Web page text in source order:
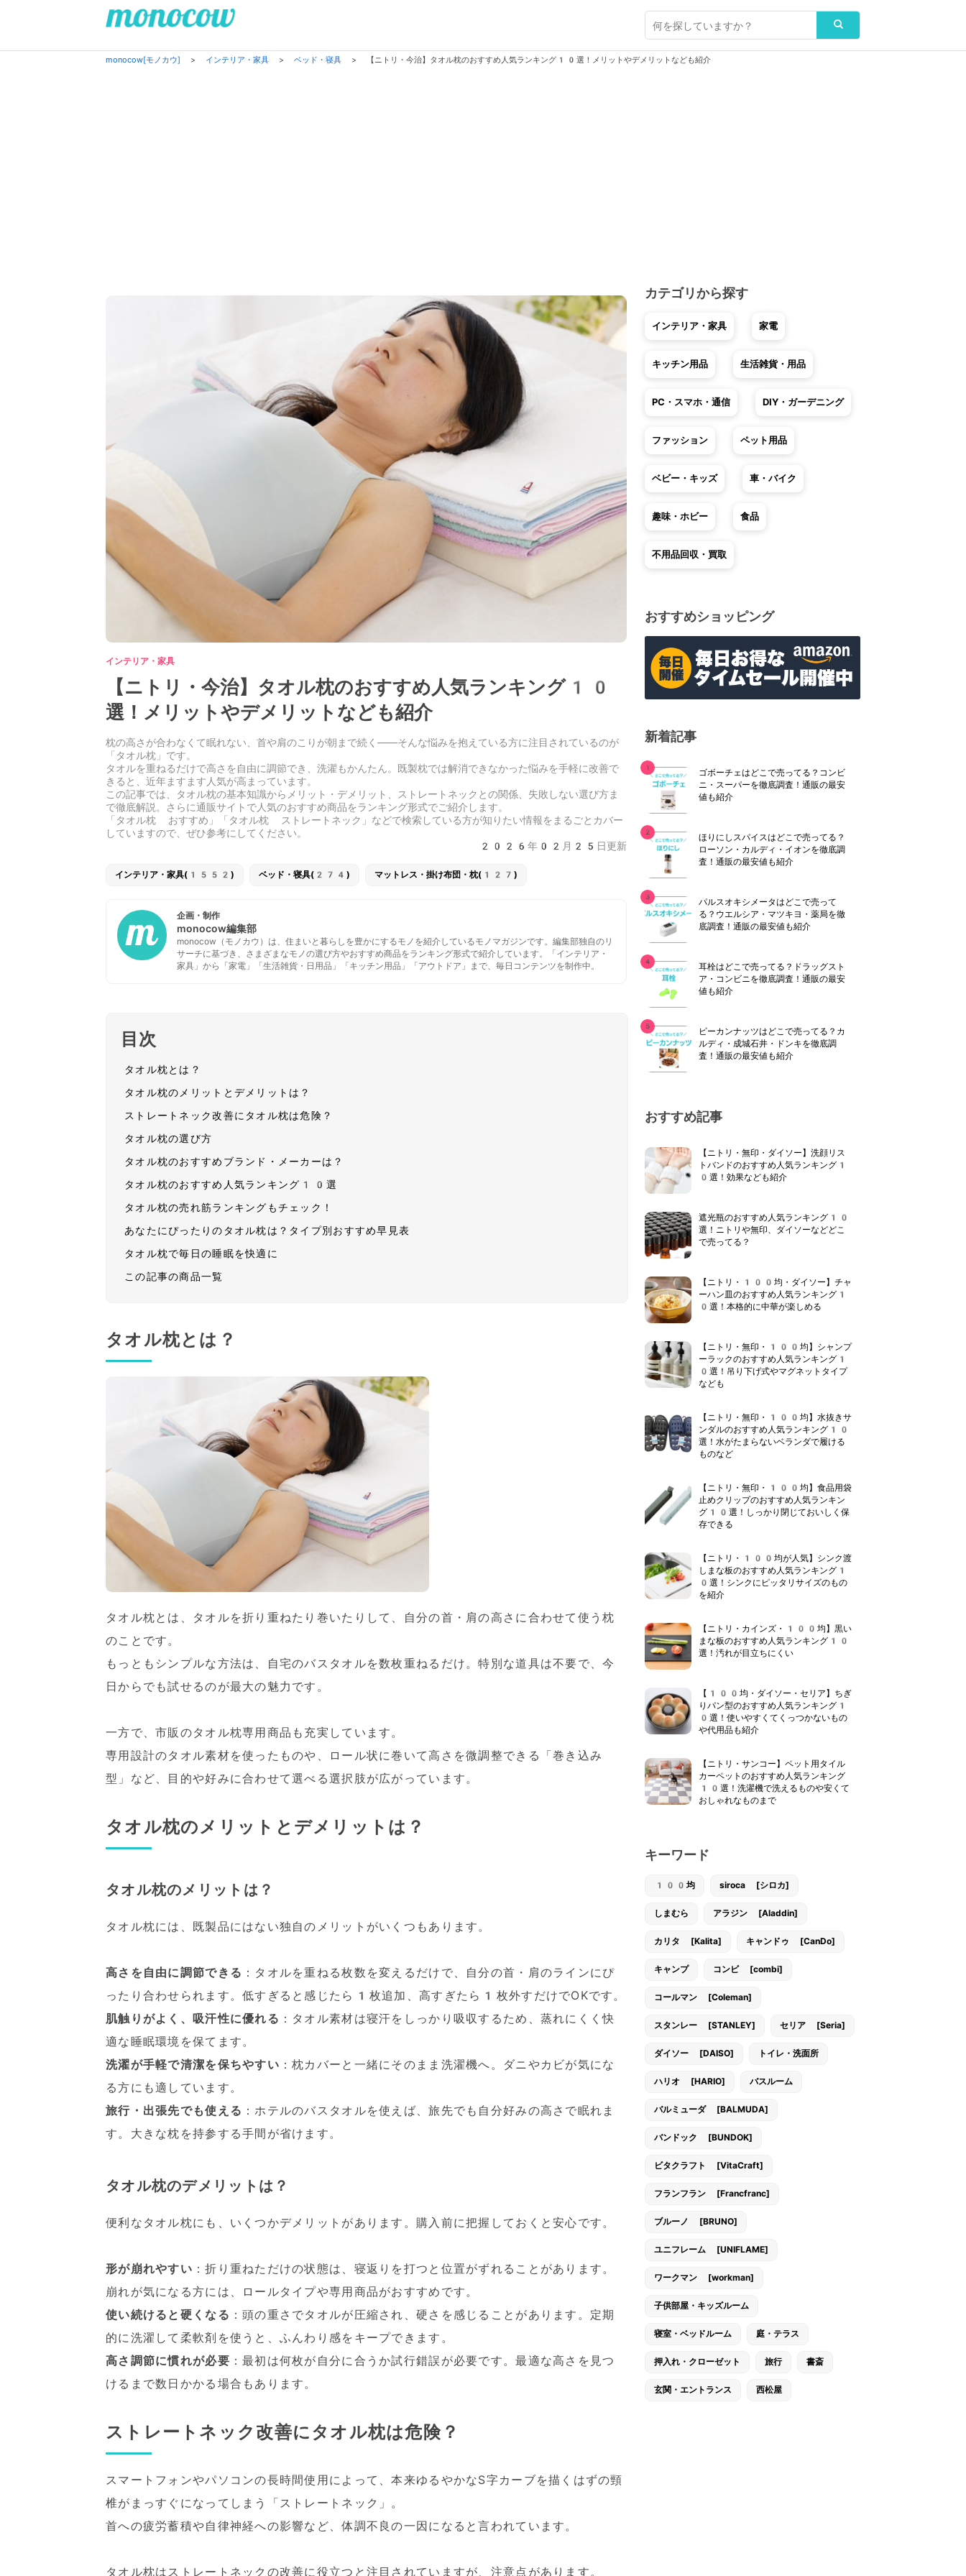
monocow[モノカウ] > インテリア・家具 > ベッド・寝具 > 【ニトリ・今治】タオル枕のおすすめ人気ランキング10選！メリットやデメリットなども紹介
インテリア・家具
【ニトリ・今治】タオル枕のおすすめ人気ランキング10
選！メリットやデメリットなども紹介
枕の高さが合わなくて眠れない、首や肩のこりが朝まで続く——そんな悩みを抱えている方に注目されているのが
「タオル枕」です。
タオルを重ねるだけで高さを自由に調節でき、洗濯もかんたん。既製枕では解消できなかった悩みを手軽に改善で
きると、近年ますます人気が高まっています。
この記事では、タオル枕の基本知識からメリット・デメリット、ストレートネックとの関係、失敗しない選び方ま
で徹底解説。さらに通販サイトで人気のおすすめ商品をランキング形式でご紹介します。
「タオル枕 おすすめ」「タオル枕 ストレートネック」などで検索している方が知りたい情報をまるごとカバー
していますので、ぜひ参考にしてください。
2026年02月25日更新
インテリア・家具(1552) ベッド・寝具(274) マットレス・掛け布団・枕(127)
企画・制作
monocow編集部
monocow（モノカウ）は、住まいと暮らしを豊かにするモノを紹介しているモノマガジンです。編集部独自のリ
サーチに基づき、さまざまなモノの選び方やおすすめ商品をランキング形式で紹介しています。「インテリア・
家具」から「家電」「生活雑貨・日用品」「キッチン用品」「アウトドア」まで、毎日コンテンツを制作中。
目次
タオル枕とは？
タオル枕のメリットとデメリットは？
ストレートネック改善にタオル枕は危険？
タオル枕の選び方
タオル枕のおすすめブランド・メーカーは？
タオル枕のおすすめ人気ランキング10選
タオル枕の売れ筋ランキングもチェック！
あなたにぴったりのタオル枕は？タイプ別おすすめ早見表
タオル枕で毎日の睡眠を快適に
この記事の商品一覧
タオル枕とは？
タオル枕とは、タオルを折り重ねたり巻いたりして、自分の首・肩の高さに合わせて使う枕
のことです。
もっともシンプルな方法は、自宅のバスタオルを数枚重ねるだけ。特別な道具は不要で、今
日からでも試せるのが最大の魅力です。
一方で、市販のタオル枕専用商品も充実しています。
専用設計のタオル素材を使ったものや、ロール状に巻いて高さを微調整できる「巻き込み
型」など、目的や好みに合わせて選べる選択肢が広がっています。
タオル枕のメリットとデメリットは？
タオル枕のメリットは？
タオル枕には、既製品にはない独自のメリットがいくつもあります。
高さを自由に調節できる ：タオルを重ねる枚数を変えるだけで、自分の首・肩のラインにぴ
ったり合わせられます。低すぎると感じたら1枚追加、高すぎたら1枚外すだけでOKです。
肌触りがよく、吸汗性に優れる ：タオル素材は寝汗をしっかり吸収するため、蒸れにくく快
適な睡眠環境を保てます。
洗濯が手軽で清潔を保ちやすい ：枕カバーと一緒にそのまま洗濯機へ。ダニやカビが気にな
る方にも適しています。
旅行・出張先でも使える ：ホテルのバスタオルを使えば、旅先でも自分好みの高さで眠れま
す。大きな枕を持参する手間が省けます。
タオル枕のデメリットは？
便利なタオル枕にも、いくつかデメリットがあります。購入前に把握しておくと安心です。
形が崩れやすい ：折り重ねただけの状態は、寝返りを打つと位置がずれることがあります。
崩れが気になる方には、ロールタイプや専用商品がおすすめです。
使い続けると硬くなる ：頭の重さでタオルが圧縮され、硬さを感じることがあります。定期
的に洗濯して柔軟剤を使うと、ふんわり感をキープできます。
高さ調節に慣れが必要 ：最初は何枚が自分に合うか試行錯誤が必要です。最適な高さを見つ
けるまで数日かかる場合もあります。
ストレートネック改善にタオル枕は危険？
スマートフォンやパソコンの長時間使用によって、本来ゆるやかなS字カーブを描くはずの頸
椎がまっすぐになってしまう「ストレートネック」。
首への疲労蓄積や自律神経への影響など、体調不良の一因になると言われています。
タオル枕はストレートネックの改善に役立つと注目されていますが、注意点があります。
カテゴリから探す
インテリア・家具 家電
キッチン用品 生活雑貨・用品
PC・スマホ・通信 DIY・ガーデニング
ファッション ペット用品
ベビー・キッズ 車・バイク
趣味・ホビー 食品
不用品回収・買取
おすすめショッピング
新着記事
ゴボーチェはどこで売ってる？コンビ
ニ・スーパーを徹底調査！通販の最安
値も紹介
ほりにしスパイスはどこで売ってる？
ローソン・カルディ・イオンを徹底調
査！通販の最安値も紹介
パルスオキシメータはどこで売って
る？ウエルシア・マツキヨ・薬局を徹
底調査！通販の最安値も紹介
耳栓はどこで売ってる？ドラッグスト
ア・コンビニを徹底調査！通販の最安
値も紹介
ピーカンナッツはどこで売ってる？カ
ルディ・成城石井・ドンキを徹底調
査！通販の最安値も紹介
おすすめ記事
【ニトリ・無印・ダイソー】洗顔リス
トバンドのおすすめ人気ランキング1
0選！効果なども紹介
遮光瓶のおすすめ人気ランキング10
選！ニトリや無印、ダイソーなどどこ
で売ってる？
【ニトリ・100均・ダイソー】チャ
ーハン皿のおすすめ人気ランキング1
0選！本格的に中華が楽しめる
【ニトリ・無印・100均】シャンプ
ーラックのおすすめ人気ランキング1
0選！吊り下げ式やマグネットタイプ
なども
【ニトリ・無印・100均】水抜きサ
ンダルのおすすめ人気ランキング10
選！水がたまらないベランダで履ける
ものなど
【ニトリ・無印・100均】食品用袋
止めクリップのおすすめ人気ランキン
グ10選！しっかり閉じておいしく保
存できる
【ニトリ・100均が人気】シンク渡
しまな板のおすすめ人気ランキング1
0選！シンクにピッタリサイズのもの
を紹介
【ニトリ・カインズ・100均】黒い
まな板のおすすめ人気ランキング10
選！汚れが目立ちにくい
【100均・ダイソー・セリア】ちぎ
りパン型のおすすめ人気ランキング1
0選！使いやすくてくっつかないもの
や代用品も紹介
【ニトリ・サンコー】ペット用タイル
カーペットのおすすめ人気ランキング
10選！洗濯機で洗えるものや安くて
おしゃれなものまで
キーワード
100均 siroca [シロカ]
しまむら アラジン [Aladdin]
カリタ [Kalita] キャンドゥ [CanDo]
キャンプ コンビ [combi]
コールマン [Coleman]
スタンレー [STANLEY] セリア [Seria]
ダイソー [DAISO] トイレ・洗面所
ハリオ [HARIO] バスルーム
バルミューダ [BALMUDA]
バンドック [BUNDOK]
ビタクラフト [VitaCraft]
フランフラン [Francfranc]
ブルーノ [BRUNO]
ユニフレーム [UNIFLAME]
ワークマン [workman]
子供部屋・キッズルーム
寝室・ベッドルーム 庭・テラス
押入れ・クローゼット 旅行 書斎
玄関・エントランス 西松屋